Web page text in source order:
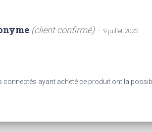
(client confirmé) – 9 juillet 2022
connectés ayant acheté ce produit ont la